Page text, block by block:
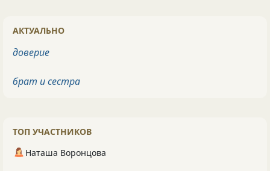
АКТУАЛЬНО
доверие
брат и сестра
ТОП УЧАСТНИКОВ
Наташа Воронцова